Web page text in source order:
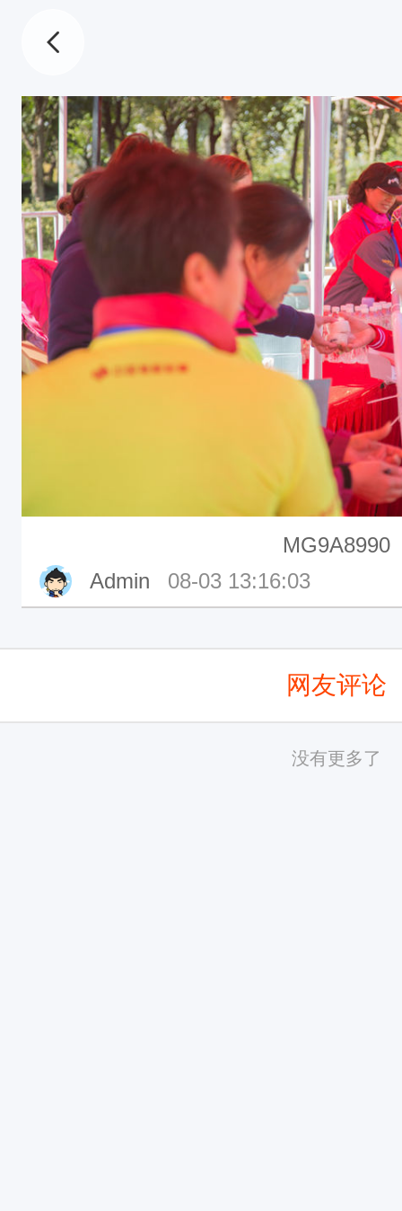
MG9A8990
Admin
08-03 13:16:03
网友评论
没有更多了